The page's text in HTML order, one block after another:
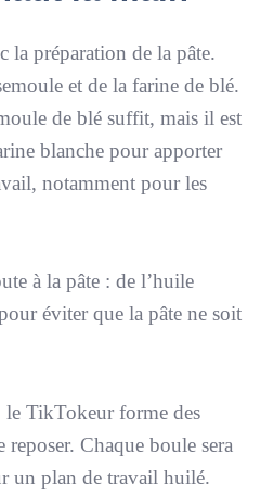
la préparation de la pâte.
et de la farine de blé.
de blé suffit, mais il est
blanche pour apporter
notamment pour les
à la pâte : de l’huile
éviter que la pâte ne soit
le TikTokeur forme des
reposer. Chaque boule sera
un plan de travail huilé.